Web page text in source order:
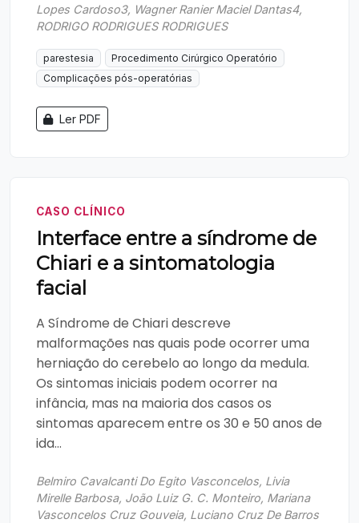
Lopes Cardoso3, Wagner Ranier Maciel Dantas4,
RODRIGO RODRIGUES RODRIGUES
parestesia
Procedimento Cirúrgico Operatório
Complicações pós-operatórias
Ler PDF
CASO CLÍNICO
Interface entre a síndrome de
Chiari e a sintomatologia
facial
A Síndrome de Chiari descreve
malformações nas quais pode ocorrer uma
herniação do cerebelo ao longo da medula.
Os sintomas iniciais podem ocorrer na
infância, mas na maioria dos casos os
sintomas aparecem entre os 30 e 50 anos de
ida...
Belmiro Cavalcanti Do Egito Vasconcelos, Livia
Mirelle Barbosa, João Luiz G. C. Monteiro, Mariana
Vasconcelos Cruz Gouveia, Luciano Cruz De Barros